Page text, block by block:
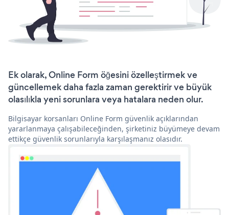
Ek olarak, Online Form öğesini özelleştirmek ve
güncellemek daha fazla zaman gerektirir ve büyük
olasılıkla yeni sorunlara veya hatalara neden olur.
Bilgisayar korsanları Online Form güvenlik açıklarından
yararlanmaya çalışabileceğinden, şirketiniz büyümeye devam
ettikçe güvenlik sorunlarıyla karşılaşmanız olasıdır.